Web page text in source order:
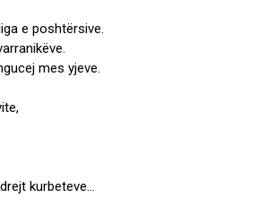
e poshtërsive.
mes yjeve.
kurbeteve…